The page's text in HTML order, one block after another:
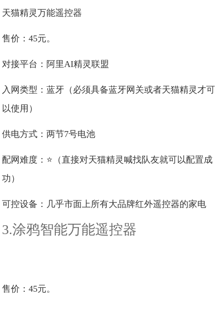
天猫精灵万能遥控器
售价：45元。
对接平台：阿里AI精灵联盟
入网类型：蓝牙（必须具备蓝牙网关或者天猫精灵才可
以使用）
供电方式：两节7号电池
配网难度：⭐（直接对天猫精灵喊找队友就可以配置成
功）
可控设备：几乎市面上所有大品牌红外遥控器的家电
3.涂鸦智能万能遥控器
售价：45元。